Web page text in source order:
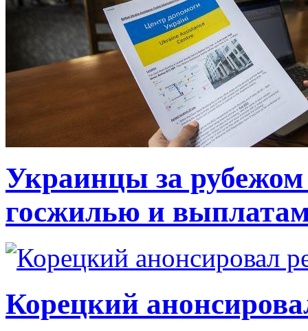
Украинцы за рубежом
госжилью и
Корецкий